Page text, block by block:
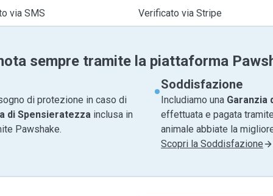
via SMS Verificato via Stripe
sempre tramite la piattaforma
di protezione in caso di
di Spensieratezza inclusa in
Pawshake.
Soddisfazione
Includiamo una Garanzia
effettuata e pagata
animale abbiate la
Scopri la Soddisfazione